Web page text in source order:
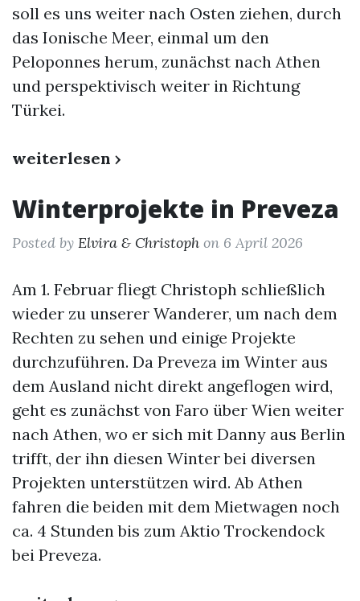
soll es uns weiter nach Osten ziehen, durch
das Ionische Meer, einmal um den
Peloponnes herum, zunächst nach Athen
und perspektivisch weiter in Richtung
Türkei.
weiterlesen ›
Winterprojekte in Preveza
Posted by Elvira & Christoph on 6 April 2026
Am 1. Februar fliegt Christoph schließlich
wieder zu unserer Wanderer, um nach dem
Rechten zu sehen und einige Projekte
durchzuführen. Da Preveza im Winter aus
dem Ausland nicht direkt angeflogen wird,
geht es zunächst von Faro über Wien weiter
nach Athen, wo er sich mit Danny aus Berlin
trifft, der ihn diesen Winter bei diversen
Projekten unterstützen wird. Ab Athen
fahren die beiden mit dem Mietwagen noch
ca. 4 Stunden bis zum Aktio Trockendock
bei Preveza.